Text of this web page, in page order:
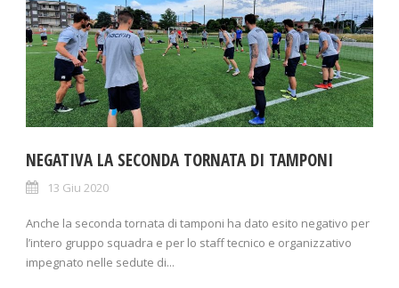
NEGATIVA LA SECONDA TORNATA DI TAMPONI
13 Giu 2020
Anche la seconda tornata di tamponi ha dato esito negativo per
l’intero gruppo squadra e per lo staff tecnico e organizzativo
impegnato nelle sedute di...